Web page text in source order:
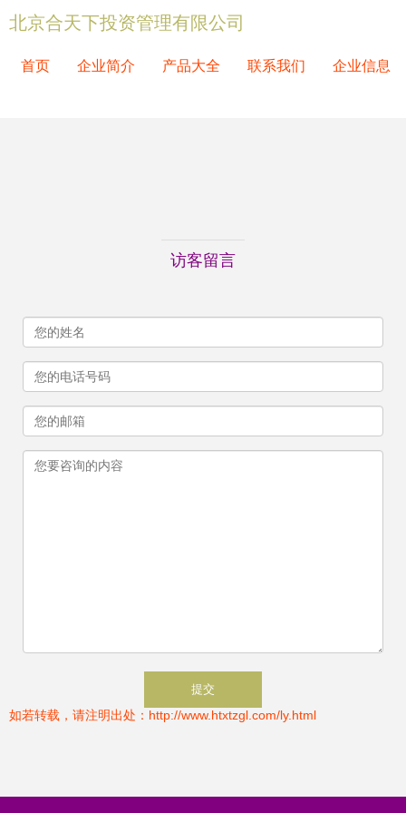
北京合天下投资管理有限公司
首页 企业简介 产品大全 联系我们 企业信息
访客留言
如若转载，请注明出处：http://www.htxtzgl.com/ly.html